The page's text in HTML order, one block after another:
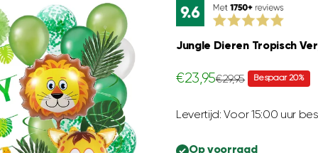
Jungle Dieren Tropisch
Aanbiedingsprijs
€23,95Normale prijs
€29,95 Bespaar 20%
Levertijd: Voor 15:00 uur
Op voorraad